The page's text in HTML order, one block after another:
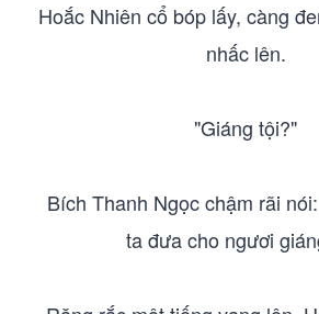
Hoắc Nhiên cổ bóp lấy, càng
nhấc lên.
"Giáng tội?"
Bích Thanh Ngọc chậm rãi
ta đưa cho ngươi